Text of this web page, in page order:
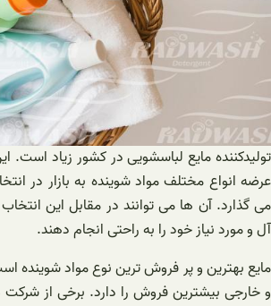
تولیدکننده مایع لباسشویی در کشور زیاد است.
عرضه انواع مختلف مواد شوینده به بازار در
می گذارد. آن ها می توانند در مقابل این
آل و مورد نیاز خود را به راحتی انجام دهند.
مایع بهترین و پر فروش ترین نوع مواد شوینده
و خارجی بیشترین فروش را دارد. برخی از شرکت